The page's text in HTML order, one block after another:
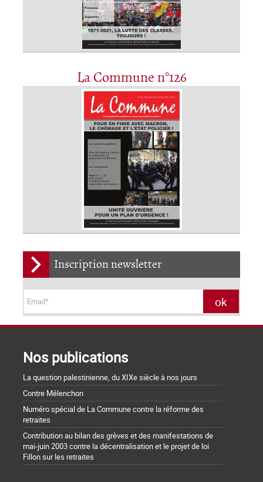
La Commune n°126
Inscription newsletter
Nos publications
La question palestinienne, du XIXe siècle à nos jours
Contre Mélenchon
Numéro spécial de La Commune contre la réforme des
retraites
Contribution au bilan des grèves et des manifestations de
mai-juin 2003 contre la décentralisation et le projet de loi
Fillon sur les retraites